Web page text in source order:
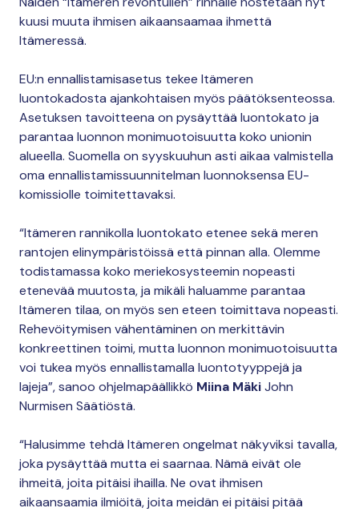
kuusi muuta ihmisen aikaansaamaa ihmettä
Itämeressä.
EU:n ennallistamisasetus tekee Itämeren
luontokadosta ajankohtaisen myös päätöksenteossa.
Asetuksen tavoitteena on pysäyttää luontokato ja
parantaa luonnon monimuotoisuutta koko unionin
alueella. Suomella on syyskuuhun asti aikaa valmistella
oma ennallistamissuunnitelman luonnoksensa EU-
komissiolle toimitettavaksi.
“Itämeren rannikolla luontokato etenee sekä meren
rantojen elinympäristöissä että pinnan alla. Olemme
todistamassa koko meriekosysteemin nopeasti
etenevää muutosta, ja mikäli haluamme parantaa
Itämeren tilaa, on myös sen eteen toimittava nopeasti.
Rehevöitymisen vähentäminen on merkittävin
konkreettinen toimi, mutta luonnon monimuotoisuutta
voi tukea myös ennallistamalla luontotyyppejä ja
lajeja”, sanoo ohjelmapäällikkö Miina MäkiJohn
Nurmisen Säätiöstä.
“Halusimme tehdä Itämeren ongelmat näkyviksi tavalla,
joka pysäyttää mutta ei saarnaa. Nämä eivät ole
ihmeitä, joita pitäisi ihailla. Ne ovat ihmisen
aikaansaamia ilmiöitä, joita meidän ei pitäisi pitää